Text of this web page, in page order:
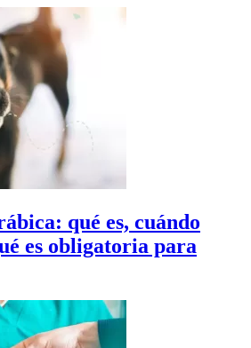
qué es, cuándo
es obligatoria para